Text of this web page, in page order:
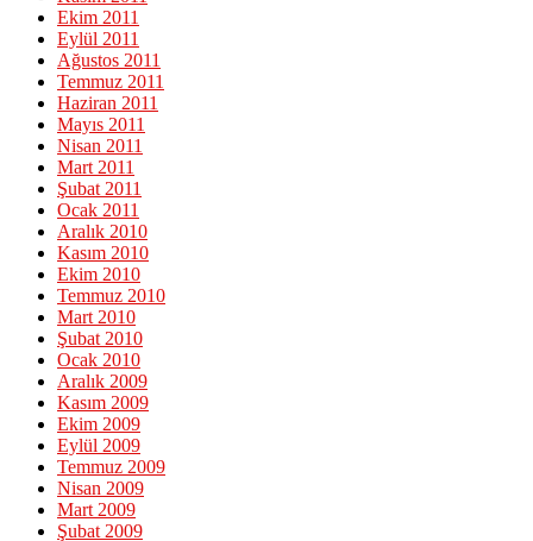
Ekim 2011
Eylül 2011
Ağustos 2011
Temmuz 2011
Haziran 2011
Mayıs 2011
Nisan 2011
Mart 2011
Şubat 2011
Ocak 2011
Aralık 2010
Kasım 2010
Ekim 2010
Temmuz 2010
Mart 2010
Şubat 2010
Ocak 2010
Aralık 2009
Kasım 2009
Ekim 2009
Eylül 2009
Temmuz 2009
Nisan 2009
Mart 2009
Şubat 2009